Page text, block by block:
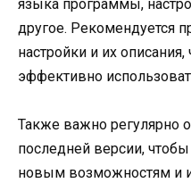
языка программы,
другое. Рекомендуется
настройки и их
эффективно
Также важно регулярно
последней версии,
новым возможностям и